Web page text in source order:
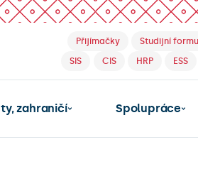
Přijímačky Studijní
SIS
CIS HRP ESS
zahraničí Spolupráce